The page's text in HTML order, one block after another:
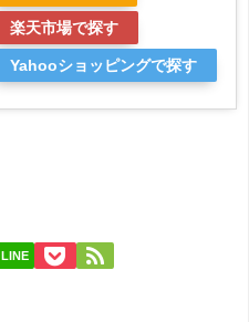
楽天市場で探す
Yahooショッピングで探す
LINE